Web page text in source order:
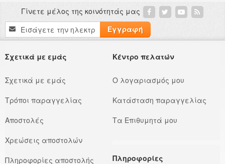
Γίνετε μέλος της κοινότητάς μας
Εγγραφή
στο
Δελτίο:
Εγγραφή
Σχετικά με εμάς
Σχετικά με εμάς
Τρόποι παραγγελίας
Αποστολές
Χρεώσεις αποστολών
Πληροφορίες αποστολής
Κέντρο πελατών
Ο λογαριασμός μου
Κατάσταση παραγγελίας
Τα Επιθυμητά μου
Πληροφορίες